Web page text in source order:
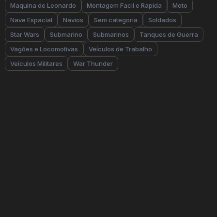
Maquina de Leonardo
Montagem Facil e Rapida
Moto
Nave Espacial
Navios Sem categoria
Soldados
Star Wars
Submarino Submarinos
Tanques de Guerra
Vagões e Locomotivas
Veículos de Trabalho
Veículos Militares
War Thunder